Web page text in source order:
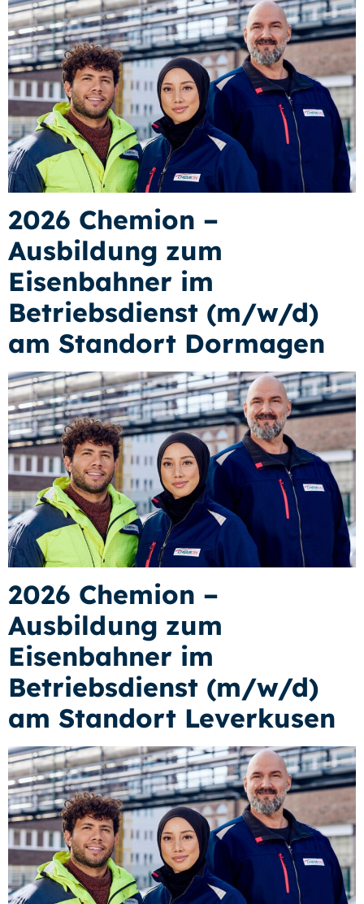
2026 Chemion –
Ausbildung zum
Eisenbahner im
Betriebsdienst (m/w/d)
am Standort Dormagen
2026 Chemion –
Ausbildung zum
Eisenbahner im
Betriebsdienst (m/w/d)
am Standort Leverkusen